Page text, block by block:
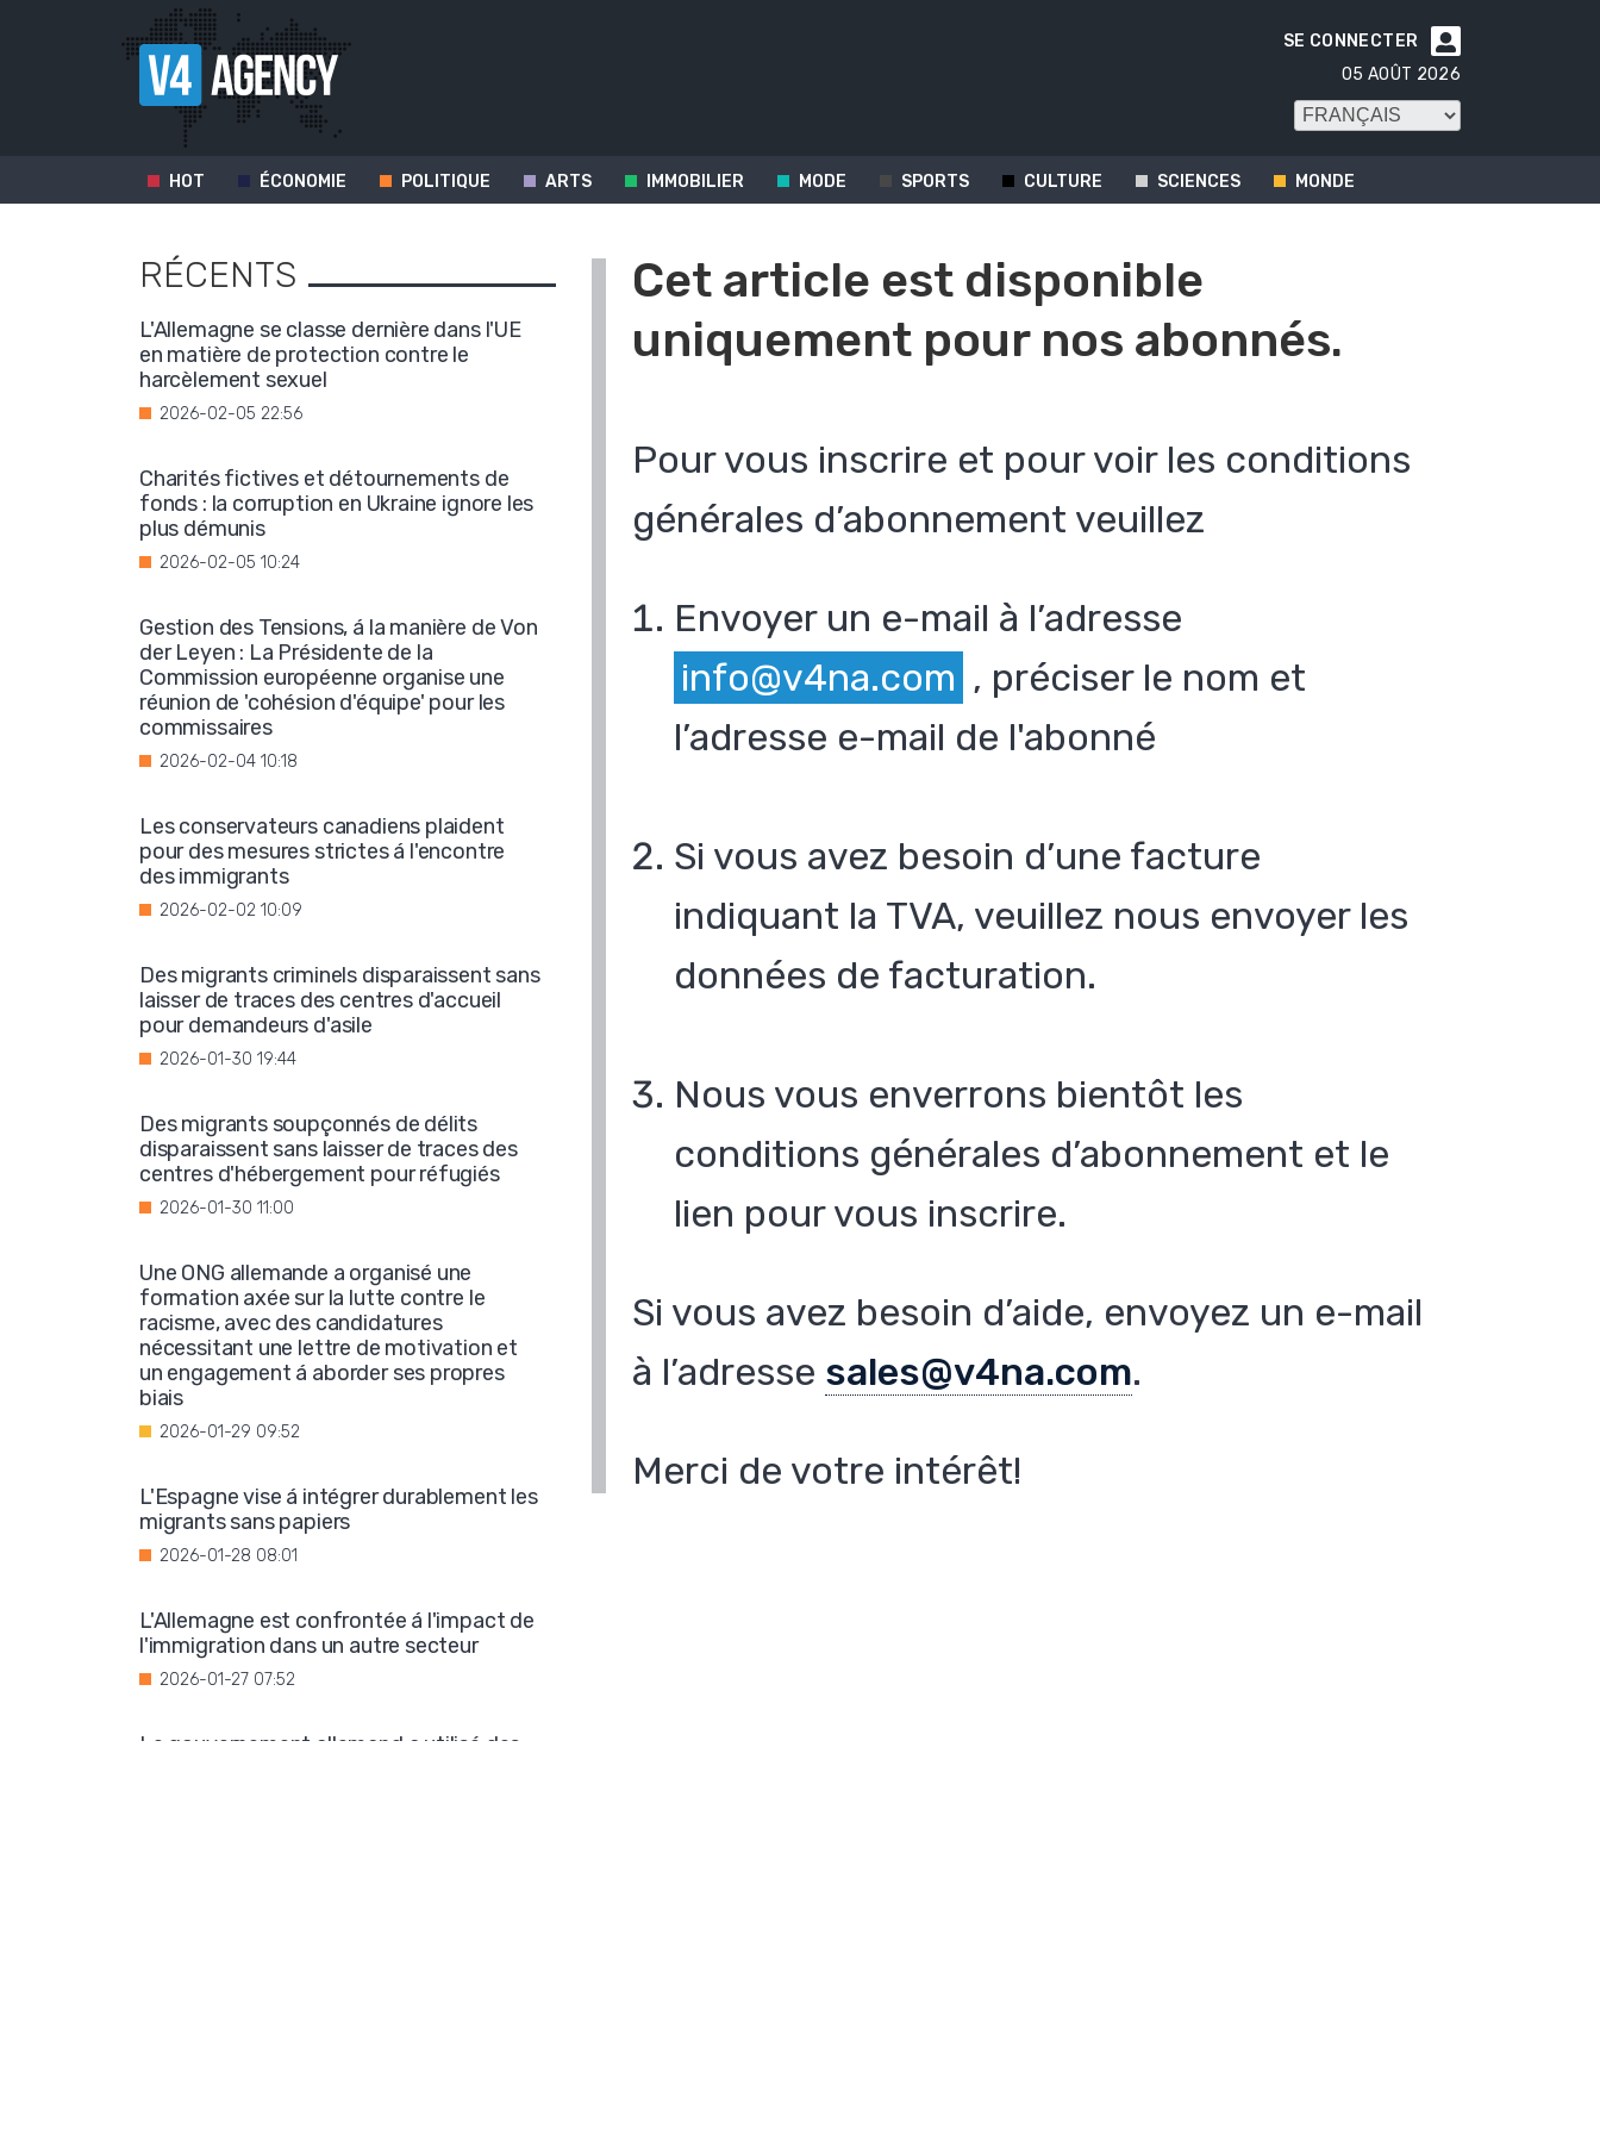

SE CONNECTER
05 AOÛT 2026
HOT ÉCONOMIE POLITIQUE ARTS IMMOBILIER MODE SPORTS CULTURE SCIENCES MONDE
Cet article est disponible
uniquement pour nos abonnés.
Pour vous inscrire et pour voir les conditions
générales d’abonnement veuillez
Envoyer un e-mail à l’adresse
info@v4na.com , préciser le nom et
l’adresse e-mail de l'abonné
Si vous avez besoin d’une facture
indiquant la TVA, veuillez nous envoyer les
données de facturation.
Nous vous enverrons bientôt les
conditions générales d’abonnement et le
lien pour vous inscrire.
Si vous avez besoin d’aide, envoyez un e-mail
à l’adresse sales@v4na.com.
Merci de votre intérêt!
RÉCENTS
L'Allemagne se classe dernière dans l'UE
en matière de protection contre le
harcèlement sexuel
2026-02-05 22:56
Charités fictives et détournements de
fonds : la corruption en Ukraine ignore les
plus démunis
2026-02-05 10:24
Gestion des Tensions, á la manière de Von
der Leyen : La Présidente de la
Commission européenne organise une
réunion de 'cohésion d'équipe' pour les
commissaires
2026-02-04 10:18
Les conservateurs canadiens plaident
pour des mesures strictes á l'encontre
des immigrants
2026-02-02 10:09
Des migrants criminels disparaissent sans
laisser de traces des centres d'accueil
pour demandeurs d'asile
2026-01-30 19:44
Des migrants soupçonnés de délits
disparaissent sans laisser de traces des
centres d'hébergement pour réfugiés
2026-01-30 11:00
Une ONG allemande a organisé une
formation axée sur la lutte contre le
racisme, avec des candidatures
nécessitant une lettre de motivation et
un engagement á aborder ses propres
biais
2026-01-29 09:52
L'Espagne vise á intégrer durablement les
migrants sans papiers
2026-01-28 08:01
L'Allemagne est confrontée á l'impact de
l'immigration dans un autre secteur
2026-01-27 07:52
Le gouvernement allemand a utilisé des